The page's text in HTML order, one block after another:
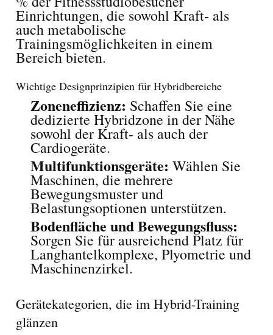
Einrichtungen, die sowohl Kraft- als
auch metabolische
Trainingsmöglichkeiten in einem
Bereich bieten.
Wichtige Designprinzipien für Hybridbereiche
Zoneneffizienz: Schaffen Sie eine
dedizierte Hybridzone in der Nähe
sowohl der Kraft- als auch der
Cardiogeräte.
Multifunktionsgeräte: Wählen Sie
Maschinen, die mehrere
Bewegungsmuster und
Belastungsoptionen unterstützen.
Bodenfläche und Bewegungsfluss:
Sorgen Sie für ausreichend Platz für
Langhantelkomplexe, Plyometrie und
Maschinenzirkel.
Gerätekategorien, die im Hybrid-Training
glänzen